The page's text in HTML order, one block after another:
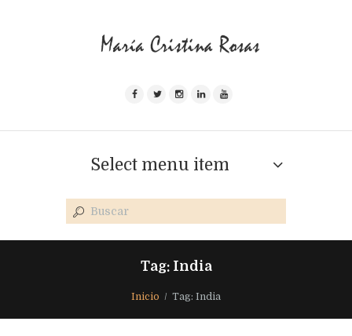
Select menu item
Tag: India
Inicio Tag: India